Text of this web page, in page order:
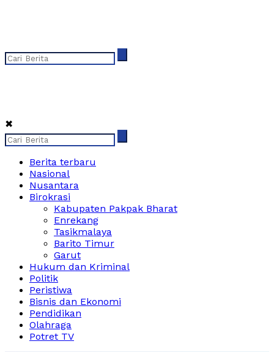
✖
Berita terbaru
Nasional
Nusantara
Birokrasi
Kabupaten Pakpak Bharat
Enrekang
Tasikmalaya
Barito Timur
Garut
Hukum dan Kriminal
Politik
Peristiwa
Bisnis dan Ekonomi
Pendidikan
Olahraga
Potret TV